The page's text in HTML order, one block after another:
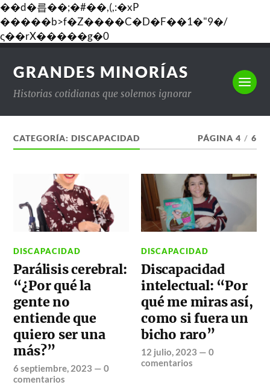
��d�릅��;�#��,(,:�xP
�����b>f�Z����C�D�F��1�"9�/
ς��rX�����g�0
GRANDES MINORÍAS
Historias cotidianas que solemos ignorar
CATEGORÍA:DISCAPACIDAD PÁGINA 4 / 6
DISCAPACIDAD
Parálisis cerebral:
“¿Por qué la
gente no
entiende que
quiero ser una
más?”
6 septiembre, 2023 —0
comentarios
DISCAPACIDAD
Discapacidad
intelectual: “Por
qué me miras así,
como si fuera un
bicho raro”
12 julio, 2023 —0
comentarios